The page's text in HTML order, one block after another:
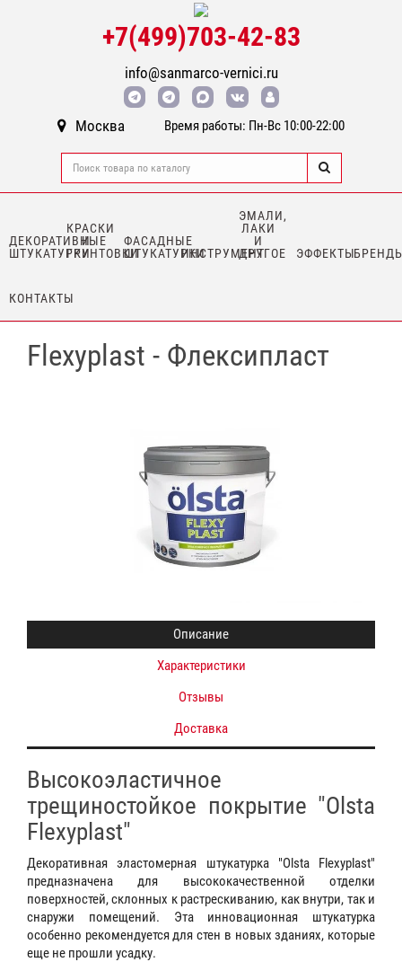
+7(499)703-42-83
info@sanmarco-vernici.ru
Москва Время работы: Пн-Вс 10:00-22:00
ДЕКОРАТИВНЫЕ
ШТУКАТУРКИ
КРАСКИ
И
ГРУНТОВКИ
ФАСАДНЫЕ
ШТУКАТУРКИИНСТРУМЕНТ
ЭМАЛИ,
ЛАКИ
И
ДРУГОЕ
ЭФФЕКТЫ
КОНТАКТЫ
Flexyplast - Флексипласт
Описание
Характеристики
Отзывы
Доставка
Высокоэластичное
трещиностойкое покрытие "Olsta
Flexyplast"
Декоративная эластомерная штукатурка "Olsta Flexyplast"
предназначена для высококачественной отделки
поверхностей, склонных к растрескиванию, как внутри, так и
снаружи помещений. Эта инновационная штукатурка
особенно рекомендуется для стен в новых зданиях, которые
еще не прошли усадку.